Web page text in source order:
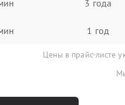
3 года
1 год
Цены в прайс-листе